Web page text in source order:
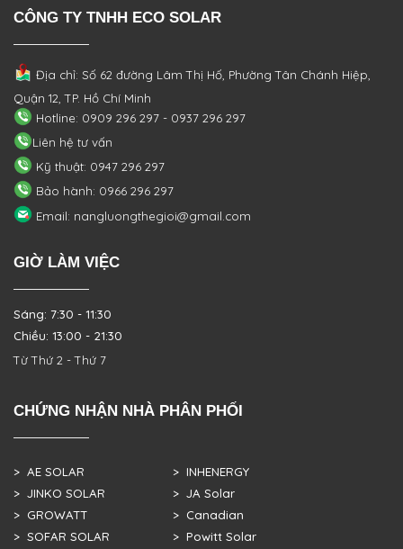
CÔNG TY TNHH ECO SOLAR
Địa chỉ: Số 62 đường Lâm Thị Hố, PhườngTân Chánh Hiệp,
Quận 12, TP. Hồ Chí Minh
Hotline: 0909 296 297 - 0937 296 297
Liên hệ tư vấn
Kỹ thuật: 0947 296 297
Bảo hành: 0966 296 297
Email: nangluongthegioi@gmail.com
GIỜ LÀM VIỆC
Sáng: 7:30 - 11:30
Chiều: 13:00 - 21:30
Từ Thứ 2 - Thứ 7
CHỨNG NHẬN NHÀ PHÂN PHỐI
> AE SOLAR
> JINKO SOLAR
> GROWATT
> SOFAR SOLAR
> INHENERGY
> JA Solar
> Canadian
> Powitt Solar